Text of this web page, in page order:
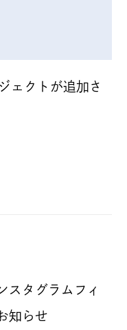
ェクトが追加さ
スタグラムフィ
知らせ